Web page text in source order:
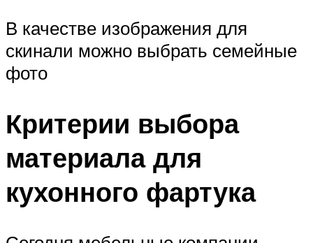
В качестве изображения для
скинали можно выбрать семейные
фото
Критерии выбора
материала для
кухонного фартука